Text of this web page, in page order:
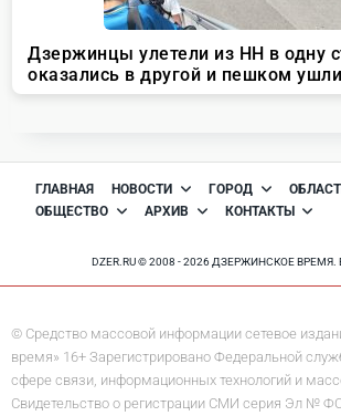
ГЛАВНАЯ НОВОСТИ ГОРОД
ОБЩЕСТВО
АРХИВ КОНТАКТЫ
DZER.RU © 2008 - 2026 ДЗЕРЖИНСКОЕ
© Средство массовой информации сетевое
время» 16+ Зарегистрировано Федеральной
сфере связи, информационных технологий и
Свидетельство о регистрации СМИ серия Эл №